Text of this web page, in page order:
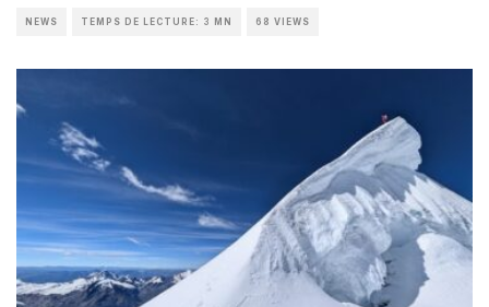
NEWS TEMPS DE LECTURE: 3 MN 68 VIEWS